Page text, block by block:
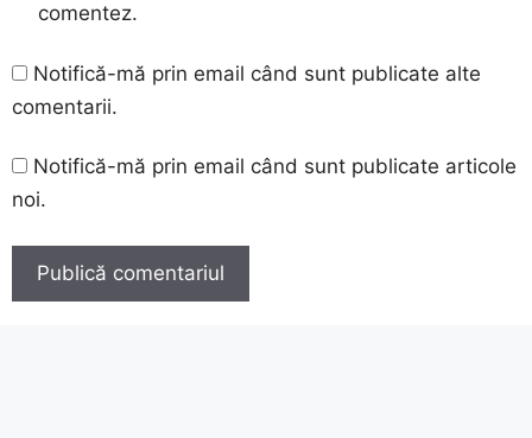
comentez.
Notifică-mă prin email când sunt publicate alte
comentarii.
Notifică-mă prin email când sunt publicate articole
noi.